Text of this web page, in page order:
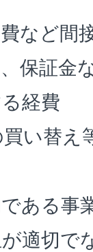
など間
保証金
経費
い替え
ある事
適切で